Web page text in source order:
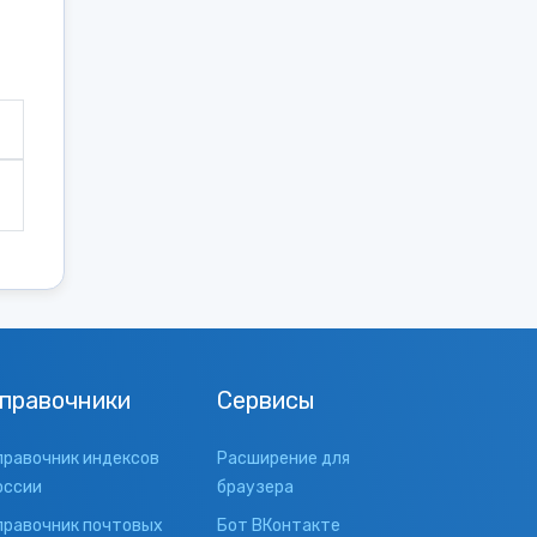
индексов
почтовых
Сервисы
Расширение для
браузера
Бот ВКонтакте